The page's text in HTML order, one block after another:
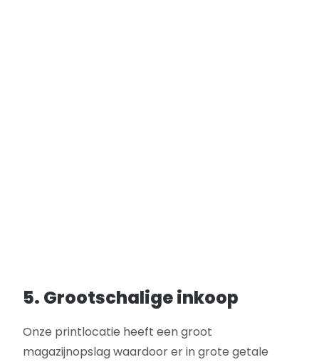
5. Grootschalige inkoop
Onze printlocatie heeft een groot
magazijnopslag waardoor er in grote getale